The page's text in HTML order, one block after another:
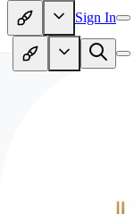
Sign In